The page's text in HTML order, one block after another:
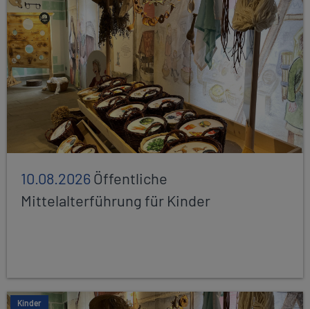
10.08.2026Öffentliche
Mittelalterführung für Kinder
Kinder